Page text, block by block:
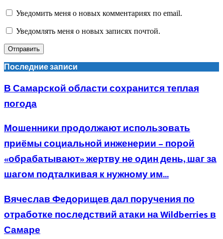
Уведомить меня о новых комментариях по email.
Уведомлять меня о новых записях почтой.
Последние записи
В Самарской области сохранится теплая
погода
Мошенники продолжают использовать
приёмы социальной инженерии – порой
«обрабатывают» жертву не один день, шаг за
шагом подталкивая к нужному им...
Вячеслав Федорищев дал поручения по
отработке последствий атаки на Wildberries в
Самаре